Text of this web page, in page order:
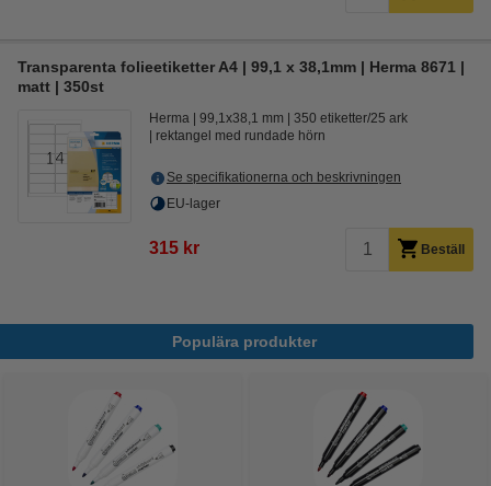
Transparenta folieetiketter A4 | 99,1 x 38,1mm | Herma 8671 |
matt | 350st
Herma 99,1x38,1 mm
350 etiketter/25 ark
rektangel med rundade hörn
Se specifikationerna och beskrivningen
EU-lager
315 kr Beställ
Populära produkter